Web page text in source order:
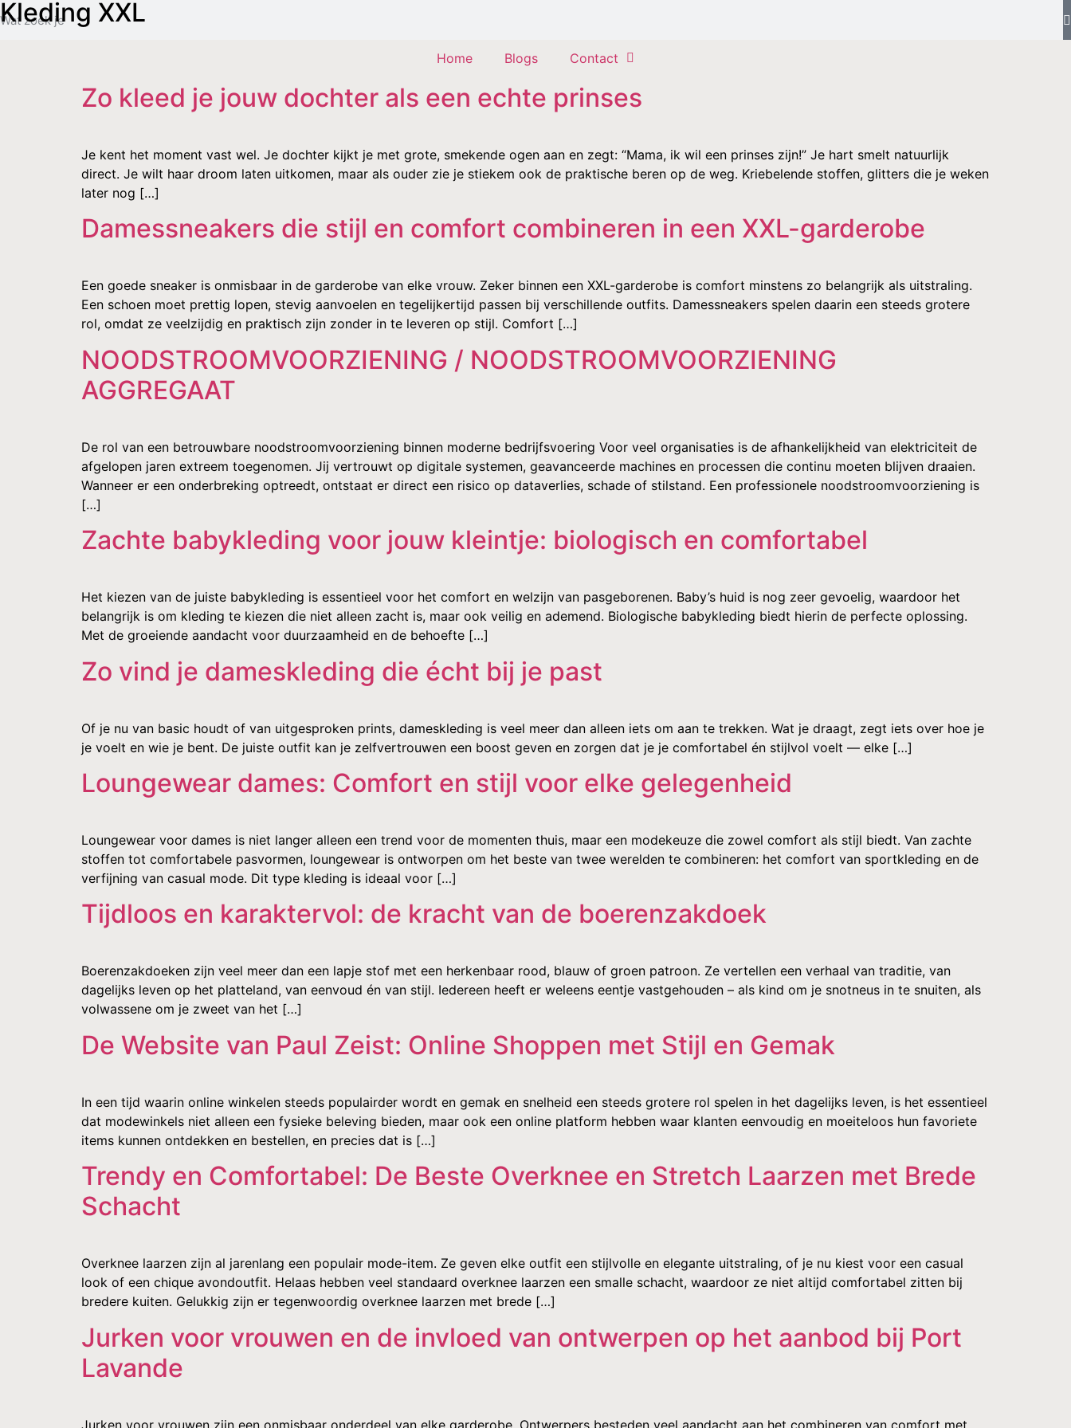
Kleding XXL
Home Blogs Contact
Zo kleed je jouw dochter als een echte prinses
Je kent het moment vast wel. Je dochter kijkt je met grote, smekende ogen aan en zegt: “Mama, ik wil een prinses zijn!” Je hart smelt natuurlijk
direct. Je wilt haar droom laten uitkomen, maar als ouder zie je stiekem ook de praktische beren op de weg. Kriebelende stoffen, glitters die je weken
later nog […]
Damessneakers die stijl en comfort combineren in een XXL-garderobe
Een goede sneaker is onmisbaar in de garderobe van elke vrouw. Zeker binnen een XXL-garderobe is comfort minstens zo belangrijk als uitstraling.
Een schoen moet prettig lopen, stevig aanvoelen en tegelijkertijd passen bij verschillende outfits. Damessneakers spelen daarin een steeds grotere
rol, omdat ze veelzijdig en praktisch zijn zonder in te leveren op stijl. Comfort […]
NOODSTROOMVOORZIENING / NOODSTROOMVOORZIENING
AGGREGAAT
De rol van een betrouwbare noodstroomvoorziening binnen moderne bedrijfsvoering Voor veel organisaties is de afhankelijkheid van elektriciteit de
afgelopen jaren extreem toegenomen. Jij vertrouwt op digitale systemen, geavanceerde machines en processen die continu moeten blijven draaien.
Wanneer er een onderbreking optreedt, ontstaat er direct een risico op dataverlies, schade of stilstand. Een professionele noodstroomvoorziening is
[…]
Zachte babykleding voor jouw kleintje: biologisch en comfortabel
Het kiezen van de juiste babykleding is essentieel voor het comfort en welzijn van pasgeborenen. Baby’s huid is nog zeer gevoelig, waardoor het
belangrijk is om kleding te kiezen die niet alleen zacht is, maar ook veilig en ademend. Biologische babykleding biedt hierin de perfecte oplossing.
Met de groeiende aandacht voor duurzaamheid en de behoefte […]
Zo vind je dameskleding die écht bij je past
Of je nu van basic houdt of van uitgesproken prints, dameskleding is veel meer dan alleen iets om aan te trekken. Wat je draagt, zegt iets over hoe je
je voelt en wie je bent. De juiste outfit kan je zelfvertrouwen een boost geven en zorgen dat je je comfortabel én stijlvol voelt — elke […]
Loungewear dames: Comfort en stijl voor elke gelegenheid
Loungewear voor dames is niet langer alleen een trend voor de momenten thuis, maar een modekeuze die zowel comfort als stijl biedt. Van zachte
stoffen tot comfortabele pasvormen, loungewear is ontworpen om het beste van twee werelden te combineren: het comfort van sportkleding en de
verfijning van casual mode. Dit type kleding is ideaal voor […]
Tijdloos en karaktervol: de kracht van de boerenzakdoek
Boerenzakdoeken zijn veel meer dan een lapje stof met een herkenbaar rood, blauw of groen patroon. Ze vertellen een verhaal van traditie, van
dagelijks leven op het platteland, van eenvoud én van stijl. Iedereen heeft er weleens eentje vastgehouden – als kind om je snotneus in te snuiten, als
volwassene om je zweet van het […]
De Website van Paul Zeist: Online Shoppen met Stijl en Gemak
In een tijd waarin online winkelen steeds populairder wordt en gemak en snelheid een steeds grotere rol spelen in het dagelijks leven, is het essentieel
dat modewinkels niet alleen een fysieke beleving bieden, maar ook een online platform hebben waar klanten eenvoudig en moeiteloos hun favoriete
items kunnen ontdekken en bestellen, en precies dat is […]
Trendy en Comfortabel: De Beste Overknee en Stretch Laarzen met Brede
Schacht
Overknee laarzen zijn al jarenlang een populair mode-item. Ze geven elke outfit een stijlvolle en elegante uitstraling, of je nu kiest voor een casual
look of een chique avondoutfit. Helaas hebben veel standaard overknee laarzen een smalle schacht, waardoor ze niet altijd comfortabel zitten bij
bredere kuiten. Gelukkig zijn er tegenwoordig overknee laarzen met brede […]
Jurken voor vrouwen en de invloed van ontwerpen op het aanbod bij Port
Lavande
Jurken voor vrouwen zijn een onmisbaar onderdeel van elke garderobe. Ontwerpers besteden veel aandacht aan het combineren van comfort met